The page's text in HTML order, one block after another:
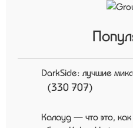
DarkSide: лучшие
(330 707)
Калауд — что это, как